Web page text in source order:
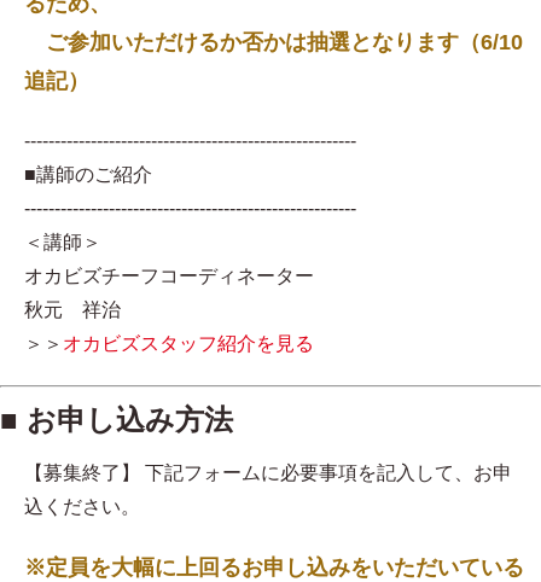
ご参加いただけるか否かは抽選となります（6/10
追記）
-------------------------------------------------------
■講師のご紹介
-------------------------------------------------------
＜講師＞
オカビズチーフコーディネーター
秋元 祥治
＞＞ オカビズスタッフ紹介を見る
■ お申し込み方法
【募集終了】 下記フォームに必要事項を記入して、お申
込ください。
※定員を大幅に上回るお申し込みをいただいている